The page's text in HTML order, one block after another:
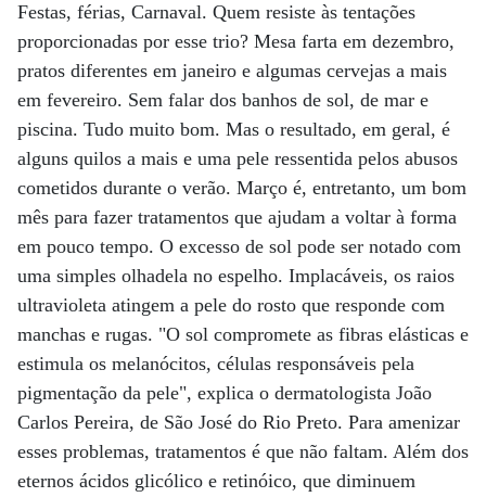
Festas, férias, Carnaval. Quem resiste às tentações
proporcionadas por esse trio? Mesa farta em dezembro,
pratos diferentes em janeiro e algumas cervejas a mais
em fevereiro. Sem falar dos banhos de sol, de mar e
piscina. Tudo muito bom. Mas o resultado, em geral, é
alguns quilos a mais e uma pele ressentida pelos abusos
cometidos durante o verão. Março é, entretanto, um bom
mês para fazer tratamentos que ajudam a voltar à forma
em pouco tempo. O excesso de sol pode ser notado com
uma simples olhadela no espelho. Implacáveis, os raios
ultravioleta atingem a pele do rosto que responde com
manchas e rugas. "O sol compromete as fibras elásticas e
estimula os melanócitos, células responsáveis pela
pigmentação da pele", explica o dermatologista João
Carlos Pereira, de São José do Rio Preto. Para amenizar
esses problemas, tratamentos é que não faltam. Além dos
eternos ácidos glicólico e retinóico, que diminuem